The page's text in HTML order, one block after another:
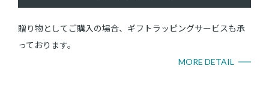
贈り物としてご購入の場合、ギフトラッピングサービスも承
っております。
MORE DETAIL